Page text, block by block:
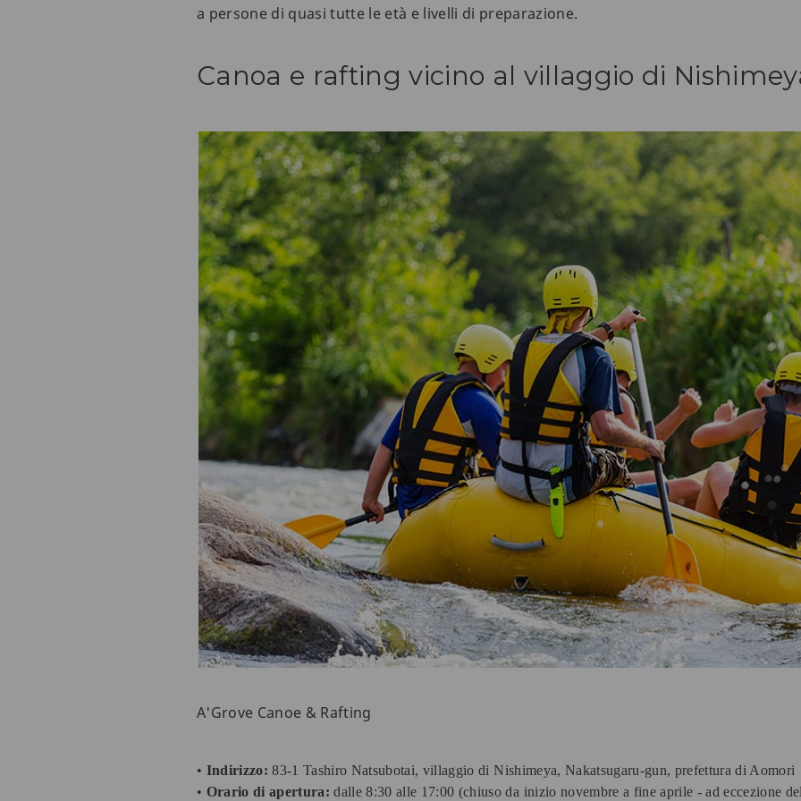
a persone di quasi tutte le età e livelli di preparazione.
Canoa e rafting vicino al villaggio di
A'Grove Canoe & Rafting
• Indirizzo: 83-1 Tashiro Natsubotai, villaggio di Nishimeya, Nakatsugaru-gun, prefettura di Aomori
• Orario di apertura: dalle 8:30 alle 17:00 (chiuso da inizio novembre a fine aprile - ad eccezione